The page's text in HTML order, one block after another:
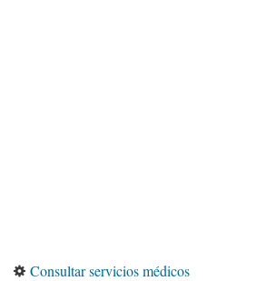
Consultar servicios médicos